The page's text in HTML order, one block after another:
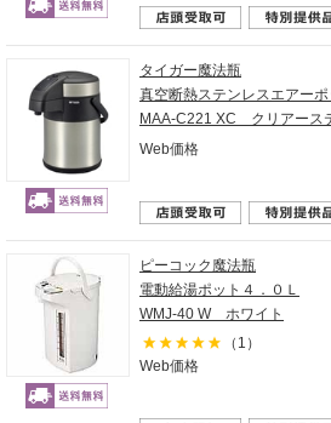
タイガー魔法瓶
真空断熱ステンレスエアー
MAA-C221 XC クリアース
Web価格
ピーコック魔法瓶
電動給湯ポット４．０Ｌ
WMJ-40 W ホワイト
（1）
Web価格